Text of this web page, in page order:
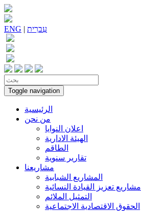
ENG | עִברִית
Toggle navigation
الرئيسية
من نحن
اعلان النوايا
الهيئة الادارية
الطاقم
تقارير سنوية
مشاريعنا
المشاريع الشبابية
مشاريع تعزيز القيادة النسائية
التمثيل الملائم
الحقوق الاقتصادية الاجتماعية